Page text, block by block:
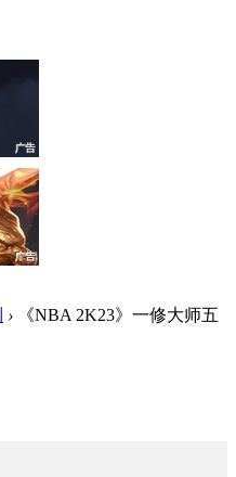
› 《NBA 2K23》一修大师五